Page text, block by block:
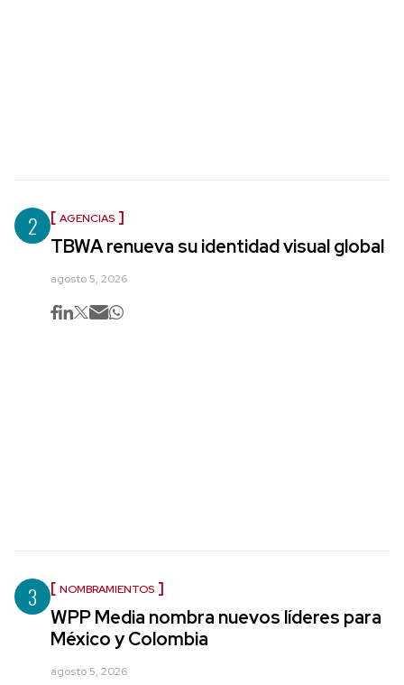
2 AGENCIAS
TBWA renueva su identidad visual global
agosto 5, 2026
3 NOMBRAMIENTOS
WPP Media nombra nuevos líderes para
México y Colombia
agosto 5, 2026